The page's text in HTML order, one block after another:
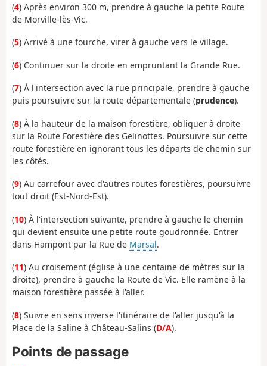
(4) Après environ 300 m, prendre à gauche la petite Route
de Morville-lès-Vic.
(5) Arrivé à une fourche, virer à gauche vers le village.
(6) Continuer sur la droite en empruntant la Grande Rue.
(7) À l'intersection avec la rue principale, prendre à gauche
puis poursuivre sur la route départementale (prudence).
(8) À la hauteur de la maison forestière, obliquer à droite
sur la Route Forestière des Gelinottes. Poursuivre sur cette
route forestière en ignorant tous les départs de chemin sur
les côtés.
(9) Au carrefour avec d'autres routes forestières, poursuivre
tout droit (Est-Nord-Est).
(10) À l'intersection suivante, prendre à gauche le chemin
qui devient ensuite une petite route goudronnée. Entrer
dans Hampont par la Rue de Marsal.
(11) Au croisement (église à une centaine de mètres sur la
droite), prendre à gauche la Route de Vic. Elle ramène à la
maison forestière passée à l'aller.
(8) Suivre en sens inverse l'itinéraire de l'aller jusqu'à la
Place de la Saline à Château-Salins (D/A).
Points de passage